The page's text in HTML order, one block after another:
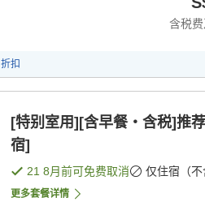
含税
折扣
[特别室用][含早餐・含税]推
宿]
21 8月前可免费取消 仅住宿（不
更多套餐详情